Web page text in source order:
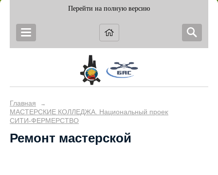
Перейти на полную версию
Главная →
МАСТЕРСКИЕ КОЛЛЕДЖА. Национальный проект
СИТИ-ФЕРМЕРСТВО
Ремонт мастерской